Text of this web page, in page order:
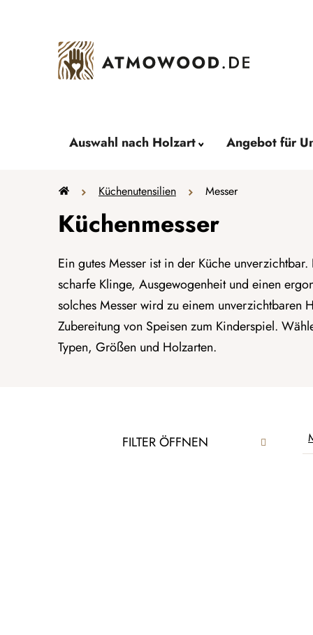
Auswahl nach Holzart Angebot für
StartseiteKüchenutensilien Messer
Küchenmesser
Ein gutes Messer ist in der Küche
scharfe Klinge, Ausgewogenheit und einen
solches Messer wird zu einem unverzichtbaren
Zubereitung von Speisen zum Kinderspiel.
Typen, Größen und Holzarten.
FILTER ÖFFNEN P
r